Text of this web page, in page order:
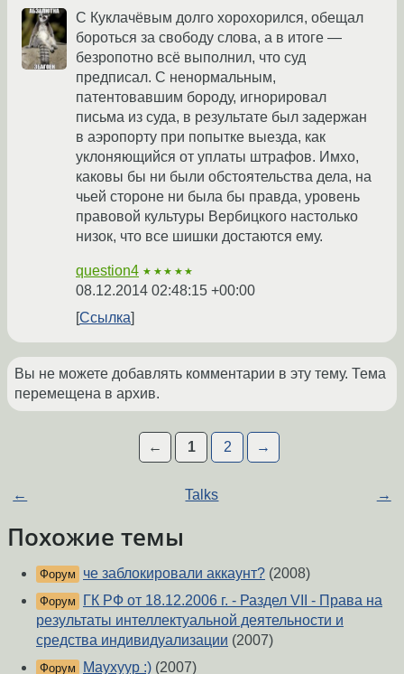
С Куклачёвым долго хорохорился, обещал
бороться за свободу слова, а в итоге —
безропотно всё выполнил, что суд
предписал. С ненормальным,
патентовавшим бороду, игнорировал
письма из суда, в результате был задержан
в аэропорту при попытке выезда, как
уклоняющийся от уплаты штрафов. Имхо,
каковы бы ни были обстоятельства дела, на
чьей стороне ни была бы правда, уровень
правовой культуры Вербицкого настолько
низок, что все шишки достаются ему.
question4 ★★★★★
08.12.2014 02:48:15 +00:00
Ссылка
Вы не можете добавлять комментарии в эту тему. Тема
перемещена в архив.
← 1 2 →
← Talks →
Похожие темы
Форум че заблокировали аккаунт? (2008)
Форум
ГК РФ от 18.12.2006 г. - Раздел VII - Права на
результаты интеллектуальной деятельности и
средства индивидуализации (2007)
Форум Маухуур :) (2007)